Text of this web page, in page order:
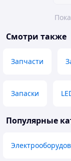
Смотри также
Запчасти
Запаски
Популярные